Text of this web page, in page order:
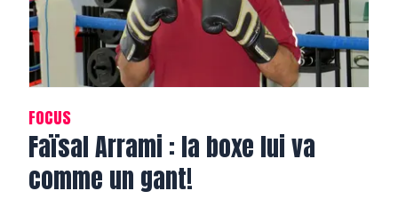
FOCUS
Faïsal Arrami : la boxe lui va
comme un gant!